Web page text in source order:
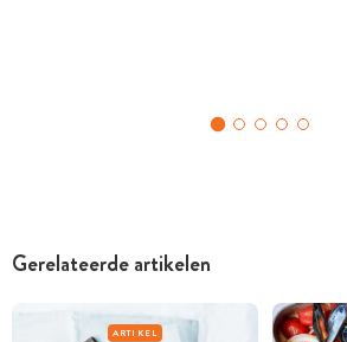
Gerelateerde artikelen
ARTIKEL